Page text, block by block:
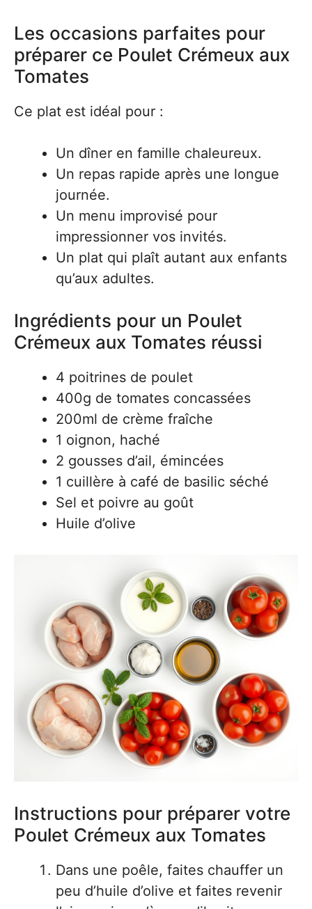
Les occasions parfaites pour
préparer ce Poulet Crémeux aux
Tomates
Ce plat est idéal pour :
Un dîner en famille chaleureux.
Un repas rapide après une longue
journée.
Un menu improvisé pour
impressionner vos invités.
Un plat qui plaît autant aux enfants
qu’aux adultes.
Ingrédients pour un Poulet
Crémeux aux Tomates réussi
4 poitrines de poulet
400g de tomates concassées
200ml de crème fraîche
1 oignon, haché
2 gousses d’ail, émincées
1 cuillère à café de basilic séché
Sel et poivre au goût
Huile d’olive
Instructions pour préparer votre
Poulet Crémeux aux Tomates
Dans une poêle, faites chauffer un
peu d’huile d’olive et faites revenir